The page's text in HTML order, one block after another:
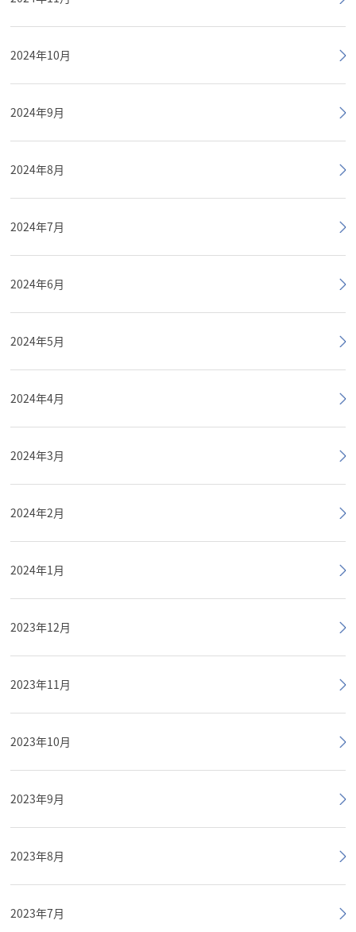
2024年10月
2024年9月
2024年8月
2024年7月
2024年6月
2024年5月
2024年4月
2024年3月
2024年2月
2024年1月
2023年12月
2023年11月
2023年10月
2023年9月
2023年8月
2023年7月